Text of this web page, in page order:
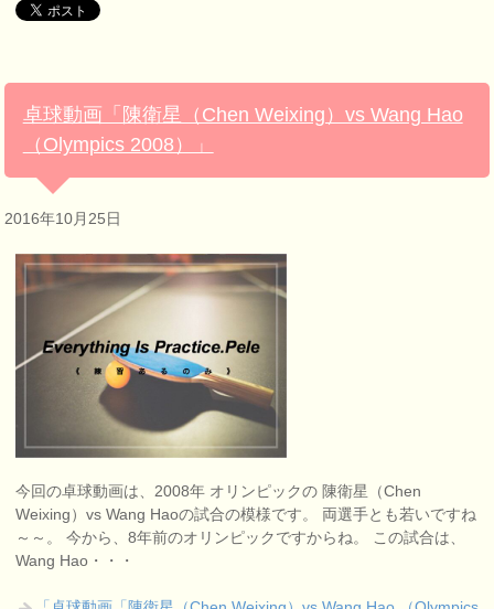
卓球動画「陳衛星（Chen Weixing）vs Wang Hao
（Olympics 2008）」
2016年10月25日
今回の卓球動画は、2008年 オリンピックの 陳衛星（Chen
Weixing）vs Wang Haoの試合の模様です。 両選手とも若いですね
～～。 今から、8年前のオリンピックですからね。 この試合は、
Wang Hao・・・